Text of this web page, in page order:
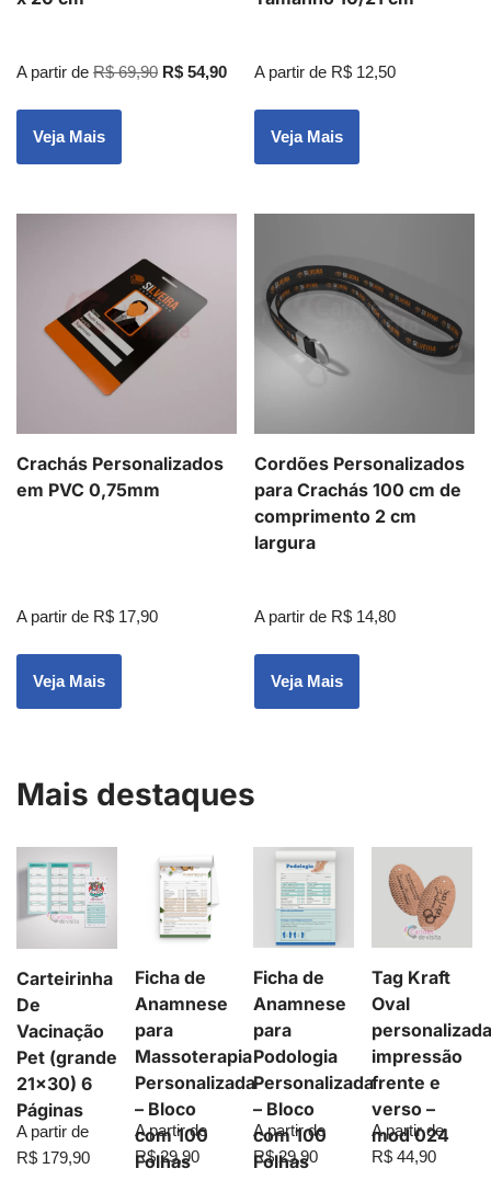
A partir de R$69,90 R$ 54,90
Veja Mais
A partir de R$ 12,50
Veja Mais
Crachás Personalizados
em PVC 0,75mm
A partir de R$ 17,90
Veja Mais
Cordões Personalizados
para Crachás 100 cm de
comprimento 2 cm
largura
A partir de R$ 14,80
Veja Mais
Mais destaques
Carteirinha
De
Vacinação
Pet (grande
21×30) 6
Páginas
A partir de
R$ 179,90
Ficha de
Anamnese
para
Massoterapia
Personalizada
– Bloco
com 100
Folhas
A partir de
R$29,90
Ficha de
Anamnese
para
Podologia
Personalizada
– Bloco
com 100
Folhas
A partir de
R$29,90
Tag Kraft
Oval
impressão
frente e
verso –
mod 024
A partir de
R$ 44,90